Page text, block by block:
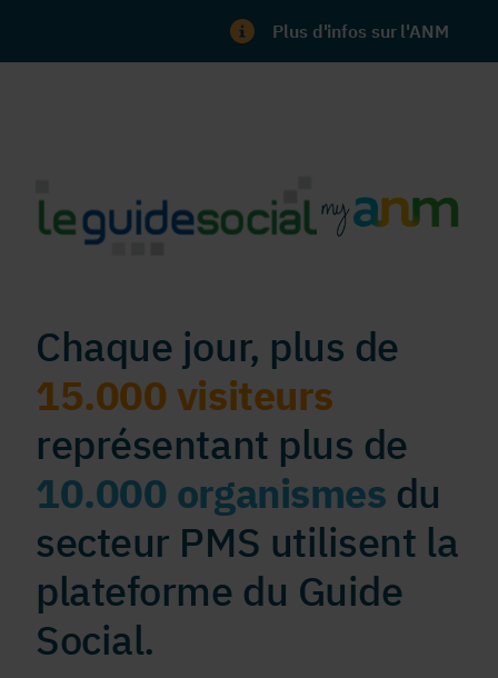
Plus d'infos sur l'ANM
Chaque jour, plus de
15.000 visiteurs
représentant plus de
10.000 organismes du
secteur PMS utilisent la
plateforme du Guide
Social.